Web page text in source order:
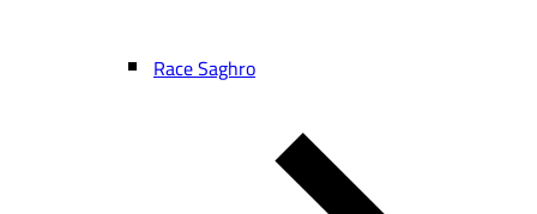
Race Saghro